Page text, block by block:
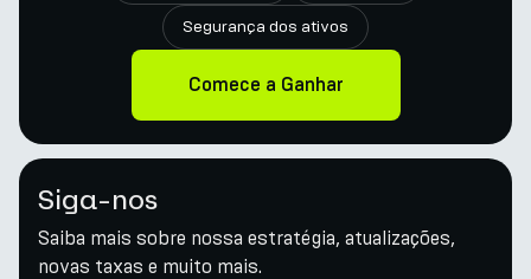
Segurança dos ativos
Comece a Ganhar
Siga-nos
Saiba mais sobre nossa estratégia, atualizações,
novas taxas e muito mais.